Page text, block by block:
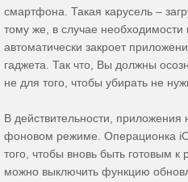
смартфона. Такая карусель –
тому же, в случае
автоматически закроет
гаджета. Так что, Вы должны
не для того, чтобы убирать не
В действительности,
фоновом режиме. Операционка
того, чтобы вновь быть готовым
можно выключить функцию